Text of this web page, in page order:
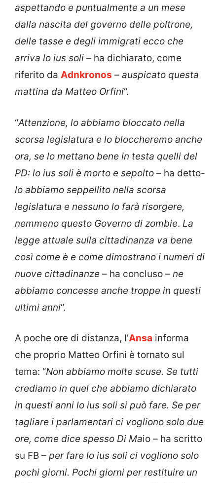
aspettando e puntualmente a un mese
dalla nascita del governo delle poltrone,
delle tasse e degli immigrati ecco che
arriva lo ius soli – ha dichiarato, come
riferito da Adnkronos – auspicato questa
mattina da Matteo Orfini“.
“Attenzione, lo abbiamo bloccato nella
scorsa legislatura e lo bloccheremo anche
ora, se lo mettano bene in testa quelli del
PD: lo ius soli è morto e sepolto – ha detto-
lo abbiamo seppellito nella scorsa
legislatura e nessuno lo farà risorgere,
nemmeno questo Governo di zombie. La
legge attuale sulla cittadinanza va bene
così come è e come dimostrano i numeri di
nuove cittadinanze – ha concluso – ne
abbiamo concesse anche troppe in questi
ultimi anni“.
A poche ore di distanza, l’Ansa informa
che proprio Matteo Orfini è tornato sul
tema: “Non abbiamo molte scuse. Se tutti
crediamo in quel che abbiamo dichiarato
in questi anni lo ius soli si può fare. Se per
tagliare i parlamentari ci vogliono solo due
ore, come dice spesso Di Maio – ha scritto
su FB – per fare lo ius soli ci vogliono solo
pochi giorni. Pochi giorni per restituire un